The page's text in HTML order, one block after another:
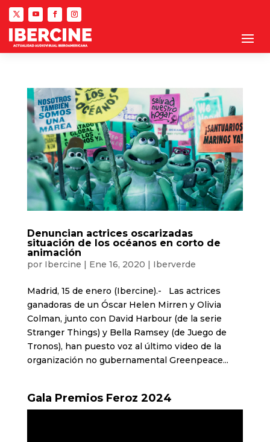
Denuncian actrices oscarizadas
situación de los océanos en corto de
animación
por Ibercine | Ene 16, 2020 | Iberverde
Madrid, 15 de enero (Ibercine).- Las actrices
ganadoras de un Óscar Helen Mirren y Olivia
Colman, junto con David Harbour (de la serie
Stranger Things) y Bella Ramsey (de Juego de
Tronos), han puesto voz al último video de la
organización no gubernamental Greenpeace...
Gala Premios Feroz 2024